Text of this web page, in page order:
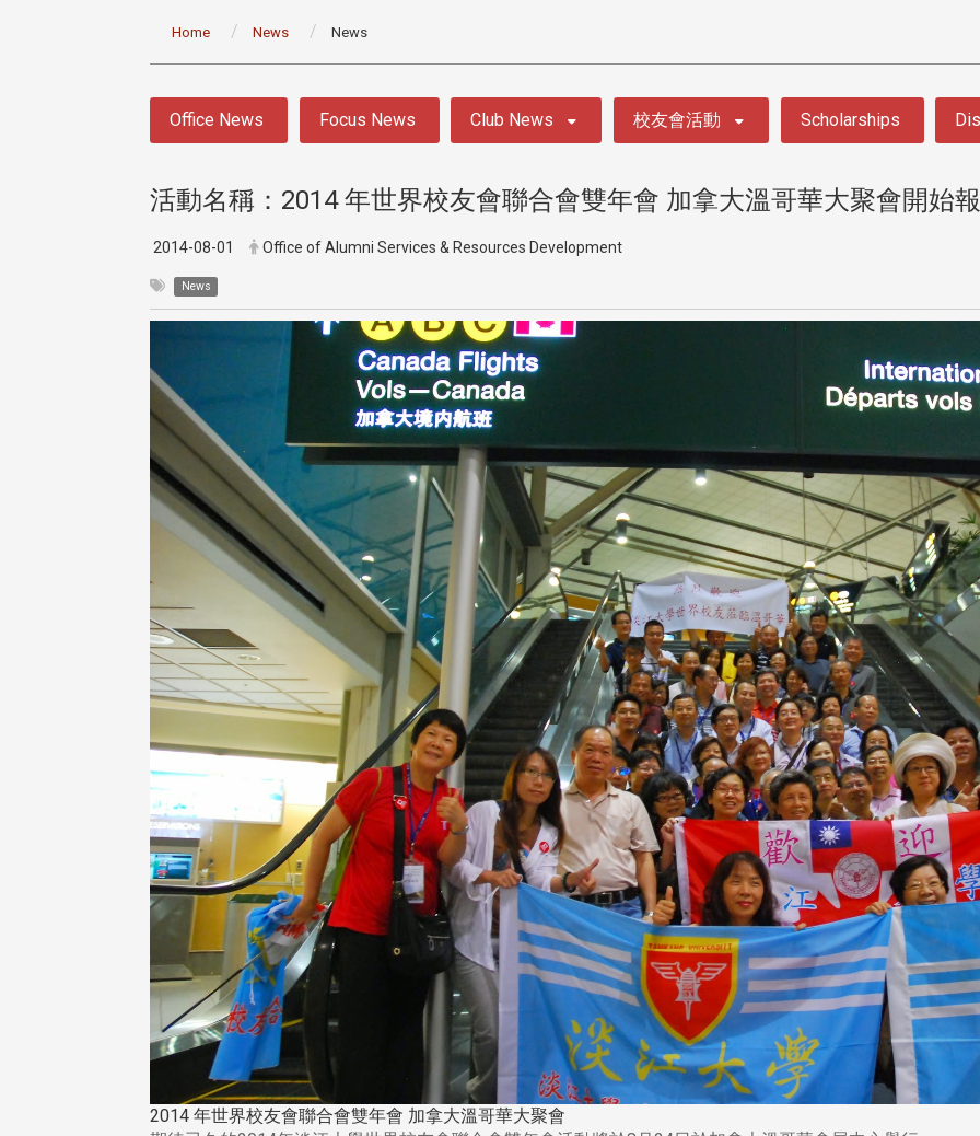
Home News News
Office News Focus News Club News 校友會活動 Scholarships
活動名稱：2014 年世界校友會聯合會雙年會 加拿大溫哥華大聚會開始
2014-08-01 Office of Alumni Services & Resources Development
News
2014 年世界校友會聯合會雙年會 加拿大溫哥華大聚會